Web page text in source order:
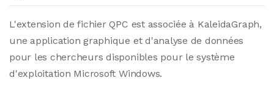
L'extension de fichier QPC est associée à KaleidaGraph,
une application graphique et d'analyse de données
pour les chercheurs disponibles pour le système
d'exploitation Microsoft Windows.